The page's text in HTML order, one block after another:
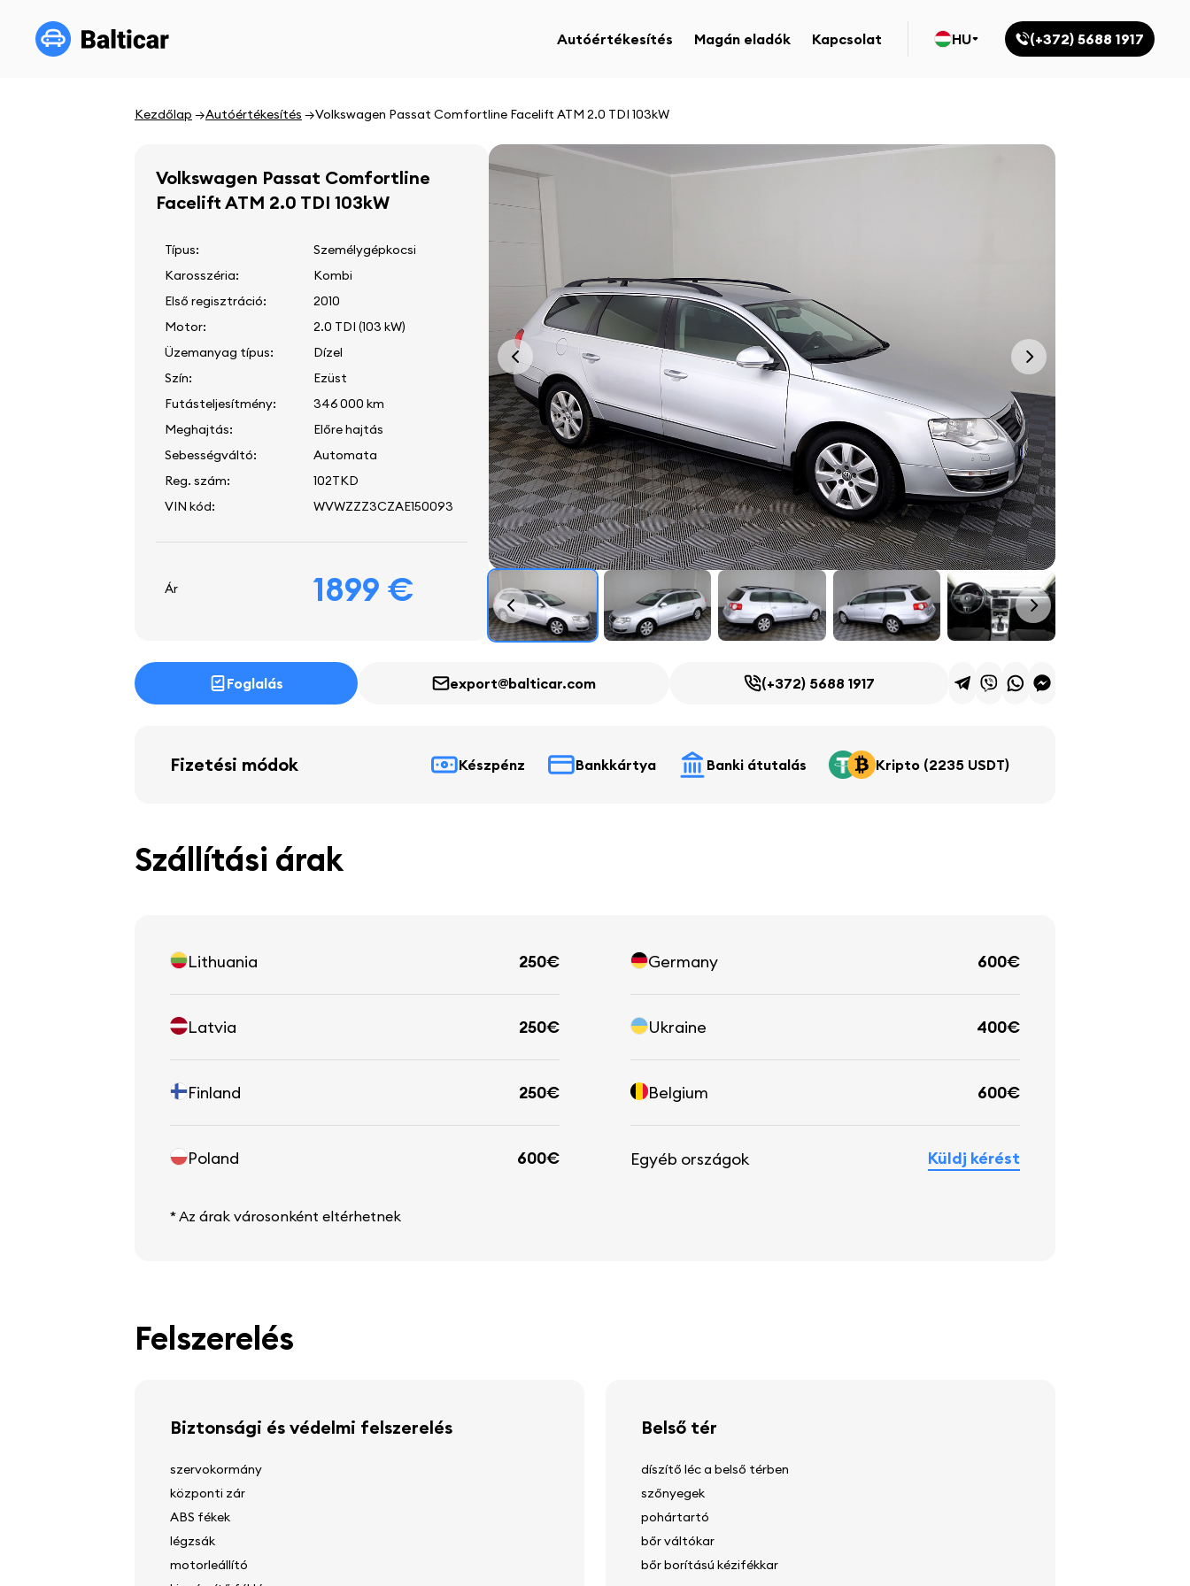
Autóértékesítés Magán eladók Kapcsolat HU (+372) 5688 1917
Kezdőlap Autóértékesítés Volkswagen Passat Comfortline Facelift ATM 2.0 TDI 103kW
Volkswagen Passat Comfortline
Facelift ATM 2.0 TDI 103kW
Típus:
Személygépkocsi
Karosszéria:
Kombi
Első regisztráció:
2010
Motor:
2.0 TDI (103 kW)
Üzemanyag típus:
Dízel
Szín:
Ezüst
Futásteljesítmény:
346 000 km
Meghajtás:
Előre hajtás
Sebességváltó:
Automata
Reg. szám:
102TKD
VIN kód:
WVWZZZ3CZAE150093
Ár 1899 €
Foglalás export@balticar.com (+372) 5688 1917
Fizetési módok Készpénz Bankkártya Banki átutalás Kripto (2235 USDT)
Szállítási árak
Lithuania 250€
Latvia 250€
Finland 250€
Poland 600€
Germany 600€
Ukraine 400€
Belgium 600€
Egyéb országok Küldj kérést
* Az árak városonként eltérhetnek
Felszerelés
Biztonsági és védelmi felszerelés
szervokormány
központi zár
ABS fékek
légzsák
motorleállító
Belső tér
díszítő léc a belső térben
szőnyegek
pohártartó
bőr váltókar
bőr borítású kézifékkar